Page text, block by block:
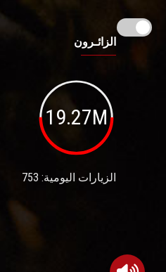
الزائـرون
19.27M
الزيارات اليومية: 753